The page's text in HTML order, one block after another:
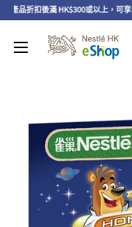
產品折扣後滿 HK$300或以上，可享